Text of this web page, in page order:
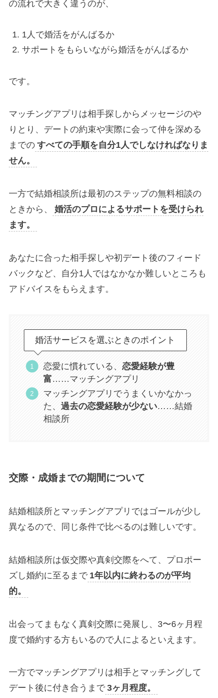
の流れで大きく違うのが、
1人で婚活をがんばるか
サポートをもらいながら婚活をがんばるか
です。
マッチングアプリは相手探しからメッセージのや
りとり、デートの約束や実際に会って仲を深める
までの すべての手順を自分1人でしなければなりま
せん。
一方で結婚相談所は最初のステップの無料相談の
ときから、
婚活のプロによるサポートを受けられ
ます。
あなたに合った相手探しや初デート後のフィード
バックなど、自分1人ではなかなか難しいところも
アドバイスをもらえます。
婚活サービスを選ぶときのポイント
恋愛に慣れている、恋愛経験が豊
富……マッチングアプリ
マッチングアプリでうまくいかなかっ
た、過去の恋愛経験が少ない……結婚
相談所
交際・成婚までの期間について
結婚相談所とマッチングアプリではゴールが少し
異なるので、同じ条件で比べるのは難しいです。
結婚相談所は仮交際や真剣交際をへて、プロポー
ズし婚約に至るまで 1年以内に終わるのが平均
的。
出会ってまもなく真剣交際に発展し、3〜6ヶ月程
度で婚約する方もいるので人によるといえます。
一方でマッチングアプリは相手とマッチングして
デート後に付き合うまで 3ヶ月程度。